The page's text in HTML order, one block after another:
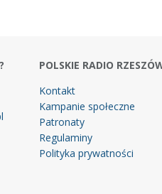
POLSKIE RADIO
Kontakt
Kampanie społeczne
Patronaty
Regulaminy
Polityka prywatności